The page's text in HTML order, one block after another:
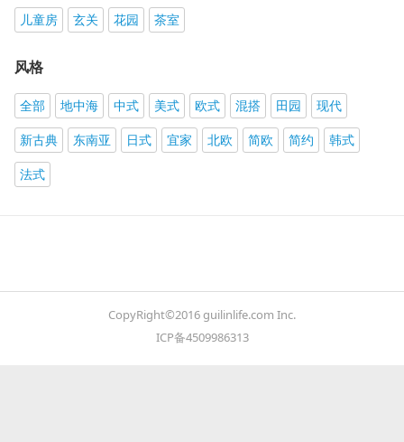
儿童房
玄关 花园 茶室
风格
全部 地中海 中式 美式 欧式 混搭 田园
现代
新古典
东南亚 日式 宜家 北欧 简欧 简约
韩式
法式
CopyRight©2016 guilinlife.com Inc.
ICP备4509986313